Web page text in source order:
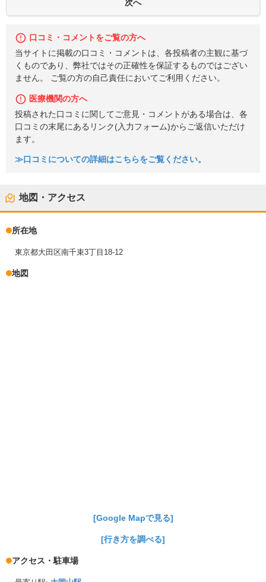
口コミ・コメントをご覧の方へ
当サイトに掲載の口コミ・コメントは、各投稿者の主観に基づ
くものであり、弊社ではその正確性を保証するものではござい
ません。 ご覧の方の自己責任においてご利用ください。
医療機関の方へ
投稿された口コミに関してご意見・コメントがある場合は、各
口コミの末尾にあるリンク(入力フォーム)からご返信いただけ
ます。
≫口コミについての詳細はこちらをご覧ください。
地図・アクセス
所在地
東京都大田区南千束3丁目18-12
地図
[Google Mapで見る]
[行き方を調べる]
アクセス・駐車場